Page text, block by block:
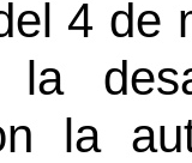
4 de
la
la